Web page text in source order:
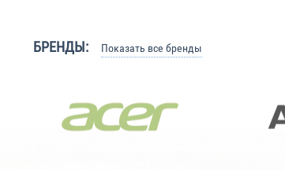
БРЕНДЫ: Показать все бренды